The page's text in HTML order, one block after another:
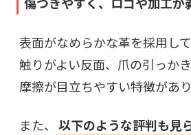
表面がなめらかな革を採用し
触りがよい反面、爪の引っか
摩擦が目立ちやすい特徴があり
また、 以下のような評判も見